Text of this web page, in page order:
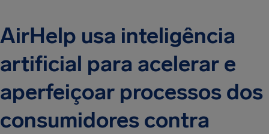
AirHelp usa inteligência
artificial para acelerar e
aperfeiçoar processos dos
consumidores contra